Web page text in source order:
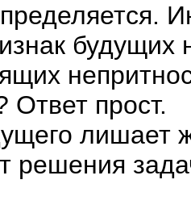
будущих
Ответ прост.
лишает
решения